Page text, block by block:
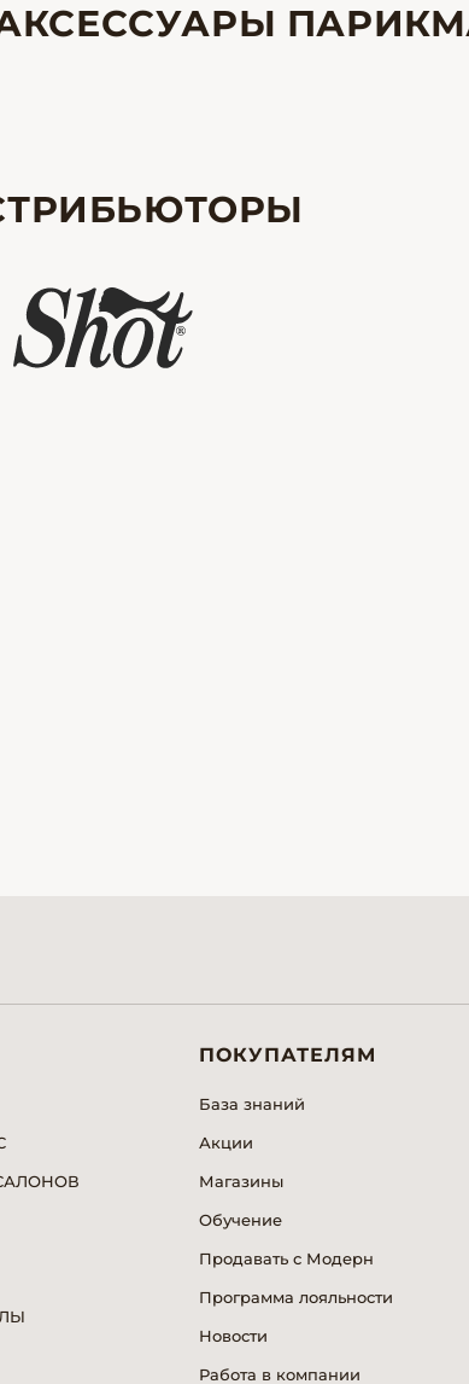
ПОКУПАТЕЛЯМ
База знаний
Акции
Магазины
Обучение
Продавать с Модерн
Программа лояльности
Новости
Работа в компании